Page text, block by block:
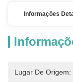
Informações
Lugar De Origem: